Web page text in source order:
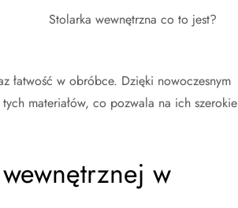
Stolarka wewnętrzna co to jest?
łatwość w obróbce. Dzięki nowoczesnym
materiałów, co pozwala na ich szerokie
w